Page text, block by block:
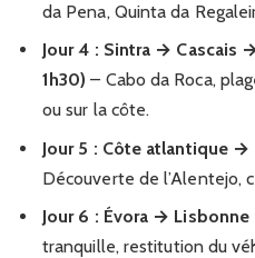
da Pena, Quinta da
Jour 4 : Sintra → Cascais
1h30) – Cabo da Roca,
ou sur la côte.
Jour 5 : Côte atlantique →
Découverte de l’Alentejo,
Jour 6 : Évora → Lisbonne
tranquille, restitution du